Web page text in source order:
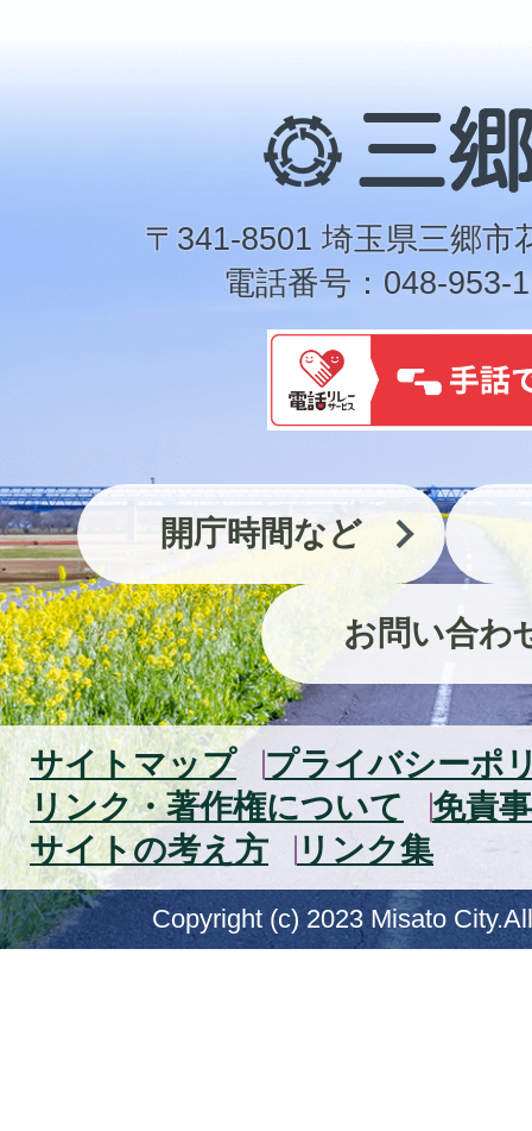
三
郷
市
〒341-8501 埼玉県三郷市
電話番号：048-953-
開庁時間など
お問い合わ
サイトマップ
プライバシーポ
リンク・著作権について
免責
サイトの考え方
リンク集
Copyright (c) 2023 Misato